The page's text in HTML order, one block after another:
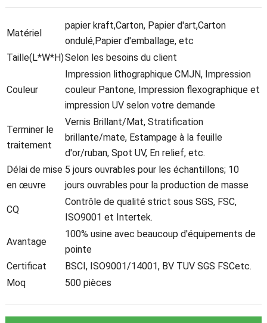
Matériel
papier kraft,Carton, Papier d'art,Carton
ondulé,Papier d'emballage, etc
Taille(L*W*H)Selon les besoins du client
Couleur
Impression lithographique CMJN, Impression
couleur Pantone, Impression flexographique et
impression UV selon votre demande
Terminer le
traitement
Vernis Brillant/Mat, Stratification
brillante/mate, Estampage à la feuille
d'or/ruban, Spot UV, En relief, etc.
Délai de mise
en œuvre
5 jours ouvrables pour les échantillons; 10
jours ouvrables pour la production de masse
CQ
Contrôle de qualité strict sous SGS, FSC,
ISO9001 et Intertek.
Avantage
100% usine avec beaucoup d'équipements de
pointe
Certificat
BSCI, ISO9001/14001, BV TUV SGS FSCetc.
Moq
500 pièces